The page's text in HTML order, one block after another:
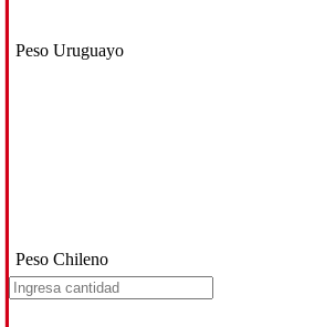
Peso Uruguayo
Peso Chileno